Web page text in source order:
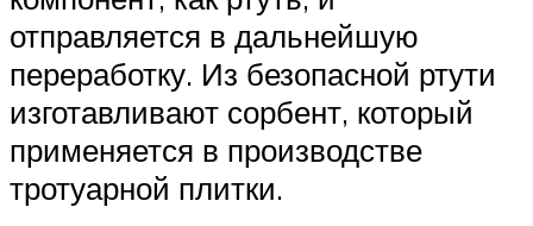
отправляется в дальнейшую
переработку. Из безопасной ртути
изготавливают сорбент, который
применяется в производстве
тротуарной плитки.